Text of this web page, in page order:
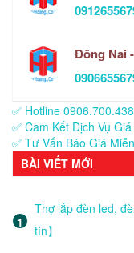
Đông Nai
✅ Hotline 0906.700.438
✅ Cam Kết Dịch Vụ
✅ Tư Vấn Báo Giá
BÀI VIẾT MỚI
Thợ lắp đèn led,
tín】